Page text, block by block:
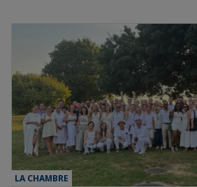
LA CHAMBRE